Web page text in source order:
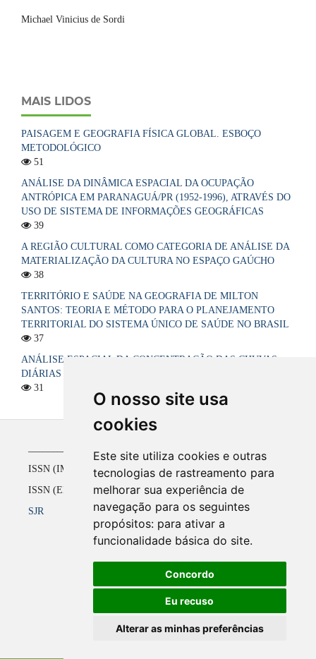
O nosso site usa
cookies
Este site utiliza cookies e outras
tecnologias de rastreamento para
melhorar sua experiência de
navegação para os seguintes
propósitos: para ativar a
funcionalidade básica do site.
Concordo
Eu recuso
Alterar as minhas preferências
Michael Vinicius de Sordi
MAIS LIDOS
PAISAGEM E GEOGRAFIA FÍSICA GLOBAL. ESBOÇO
METODOLÓGICO
51
ANÁLISE DA DINÂMICA ESPACIAL DA OCUPAÇÃO
ANTRÓPICA EM PARANAGUÁ/PR (1952-1996), ATRAVÉS DO
USO DE SISTEMA DE INFORMAÇÕES GEOGRÁFICAS
39
A REGIÃO CULTURAL COMO CATEGORIA DE ANÁLISE DA
MATERIALIZAÇÃO DA CULTURA NO ESPAÇO GAÚCHO
38
TERRITÓRIO E SAÚDE NA GEOGRAFIA DE MILTON
SANTOS: TEORIA E MÉTODO PARA O PLANEJAMENTO
TERRITORIAL DO SISTEMA ÚNICO DE SAÚDE NO BRASIL
37
ANÁLISE ESPACIAL DA CONCENTRAÇÃO DAS CHUVAS
DIÁRIAS NO ESTADO DA PARAÍBA, BRASIL
31
ISSN (IMPRESSO) 1516-4136 até 2008
ISSN (ELETRÔNICO) 2177-2738 a partir de 2009
SJR